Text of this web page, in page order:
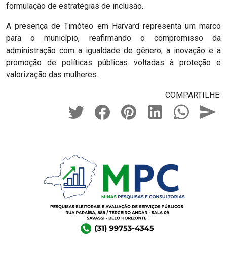
formulação de estratégias de inclusão.
A presença de Timóteo em Harvard representa um marco
para o município, reafirmando o compromisso da
administração com a igualdade de gênero, a inovação e a
promoção de políticas públicas voltadas à proteção e
valorização das mulheres.
COMPARTILHE: